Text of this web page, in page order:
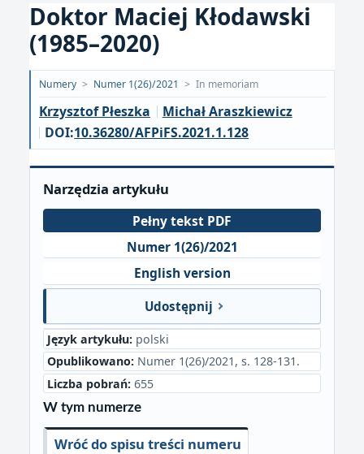
Doktor Maciej Kłodawski
(1985–2020)
Opublikowano:
2021-
04-
27
Numery > Numer 1(26)/2021 > In memoriam
Krzysztof Płeszka
Michał Araszkiewicz
DOI:10.36280/AFPiFS.2021.1.128
Narzędzia artykułu
Pełny tekst PDF
Numer 1(26)/2021
English version
Udostępnij
Język artykułu: polski
Opublikowano: Numer 1(26)/2021, s. 128-131.
Liczba pobrań: 655
W tym numerze
Wróć do spisu treści numeru